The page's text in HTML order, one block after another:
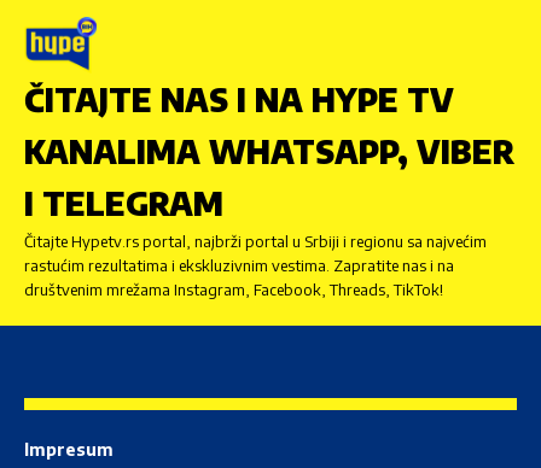
ČITAJTE NAS I NA HYPE TV
KANALIMA WHATSAPP, VIBER
I TELEGRAM
Čitajte Hypetv.rs portal, najbrži portal u Srbiji i regionu sa najvećim
rastućim rezultatima i ekskluzivnim vestima. Zapratite nas i na
društvenim mrežama Instagram, Facebook, Threads, TikTok!
Impresum